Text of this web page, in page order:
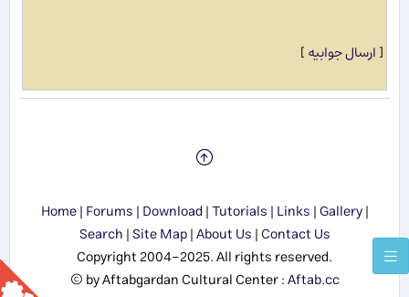
[ارسال جوابیه]
Home|Forums|Download|Tutorials|Links|Gallery|
Search|Site Map|About Us|Contact Us
Copyright 2004-2025. All rights reserved.
© by Aftabgardan Cultural Center :Aftab.cc